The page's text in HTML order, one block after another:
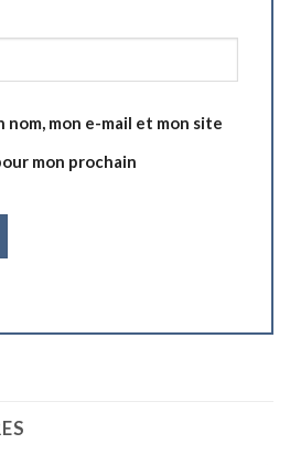
nom, mon e-mail et mon site
mon prochain